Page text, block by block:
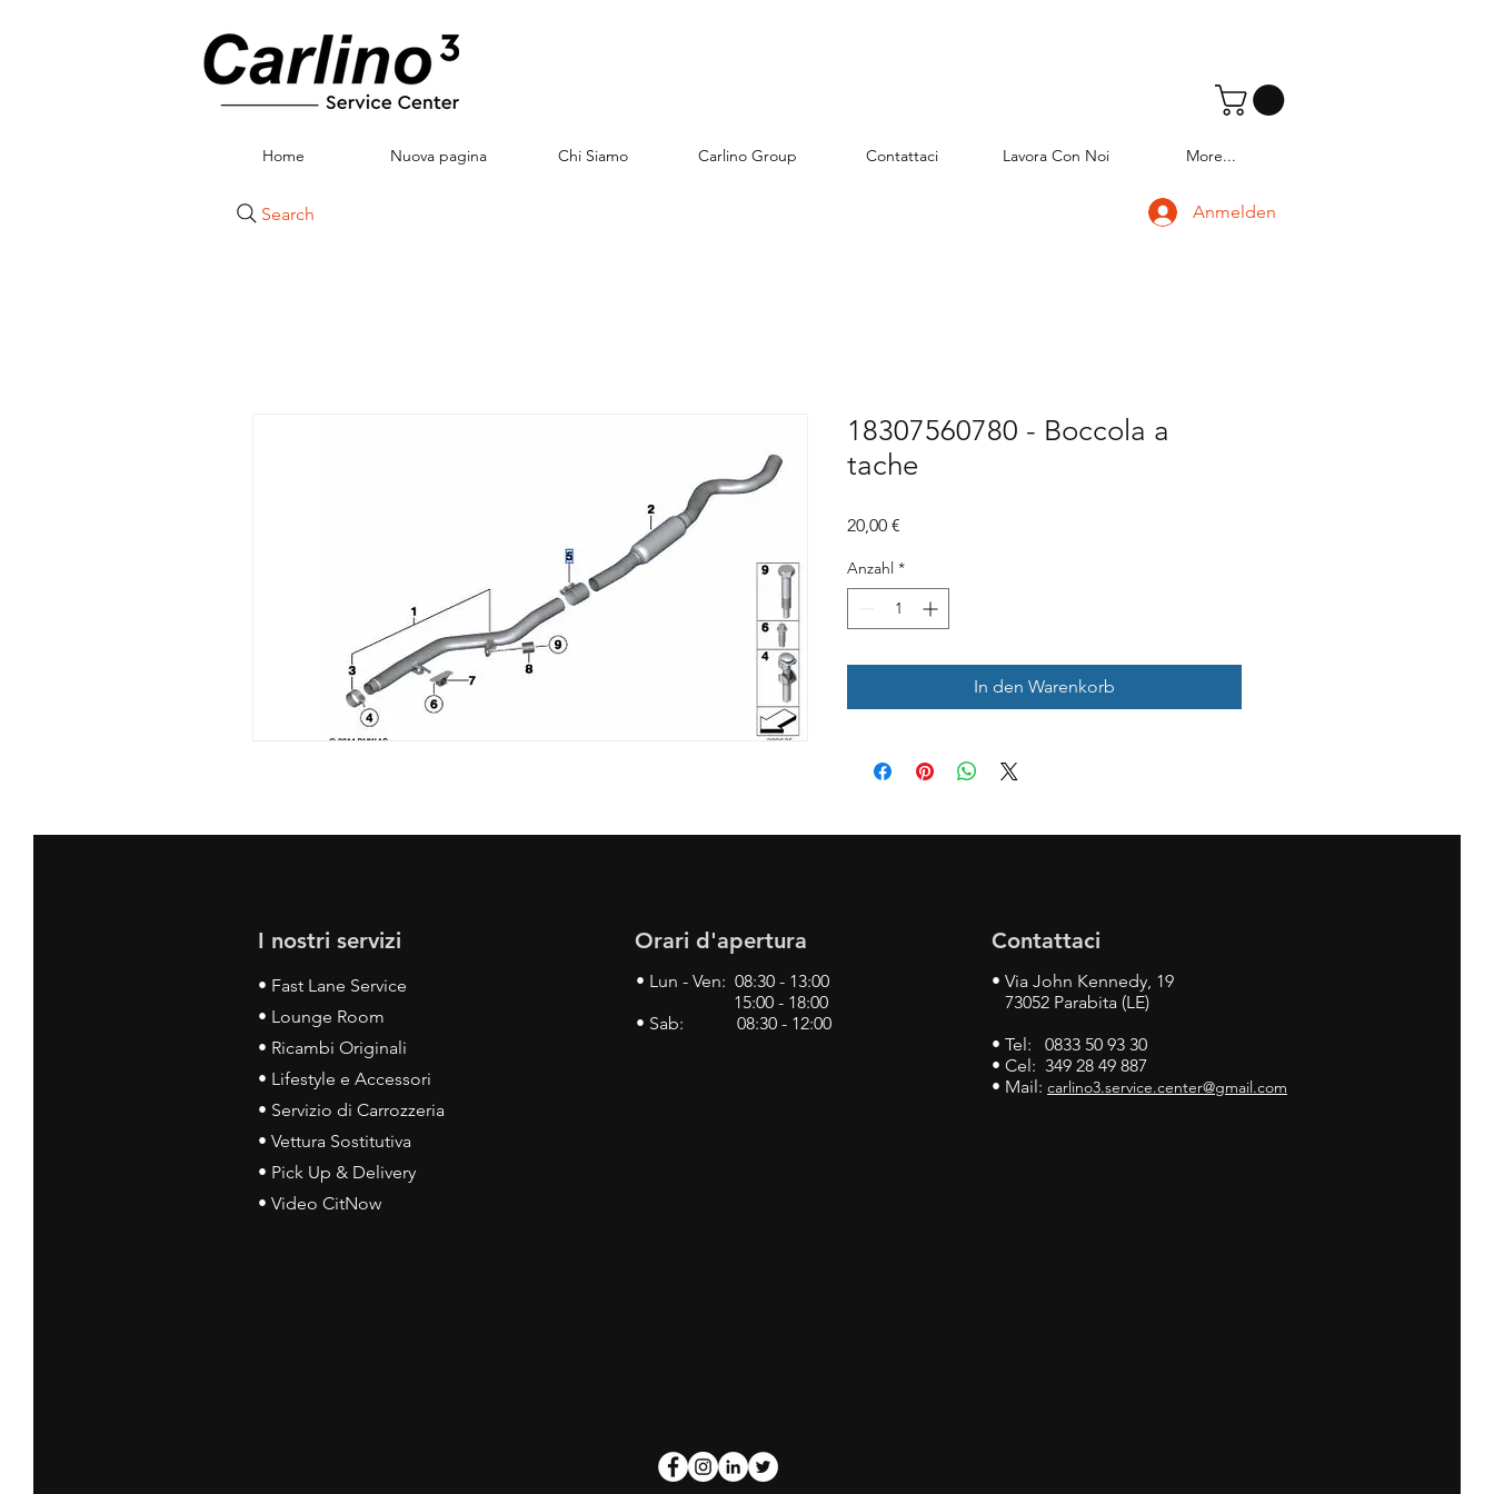
Home Nuova pagina Chi Siamo Carlino Group Contattaci Lavora Con Noi More...
Search Anmelden
18307560780 - Boccola a
tache
20,00 €
Anzahl *
In den Warenkorb
I nostri servizi
• Fast Lane Service
• Lounge Room
• Ricambi Originali
• Lifestyle e Accessori
• Servizio di Carrozzeria
• Vettura Sostitutiva
• Pick Up & Delivery
• Video CitNow
Orari d'apertura
• Lun - Ven: 08:30 - 13:00
15:00 - 18:00
• Sab: 08:30 - 12:00
Contattaci
• Via John Kennedy, 19
73052 Parabita (LE)
• Tel: 0833 50 93 30
• Cel: 349 28 49 887
• Mail: carlino3.service.center@gmail.com